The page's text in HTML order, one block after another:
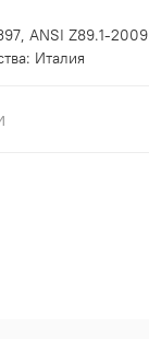
ANSI Z89.1-2009
Италия